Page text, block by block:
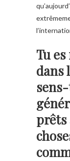
Tu
dans
prêts